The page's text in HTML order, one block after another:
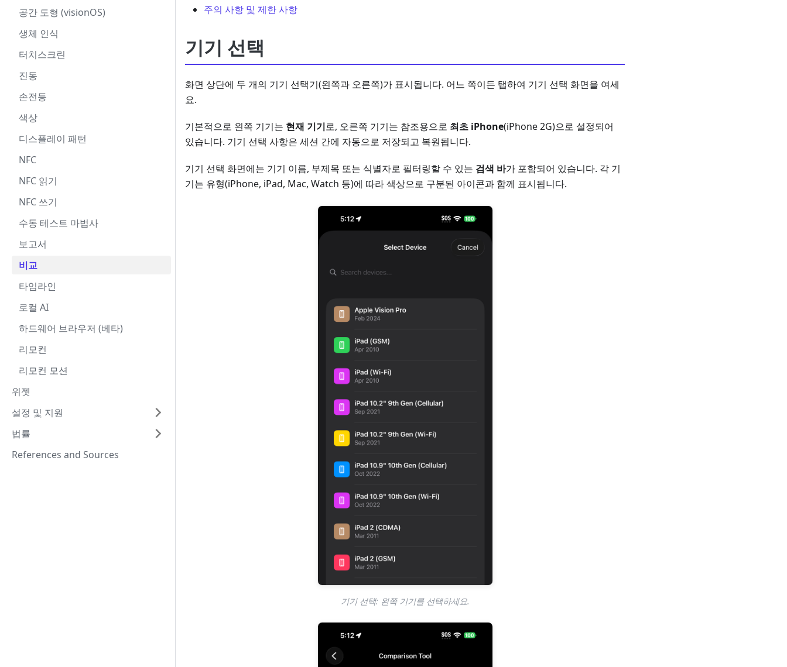
공간 도형 (visionOS)
생체 인식
터치스크린
진동
손전등
색상
디스플레이 패턴
NFC
NFC 읽기
NFC 쓰기
수동 테스트 마법사
보고서
비교
타임라인
로컬 AI
하드웨어 브라우저 (베타)
리모컨
리모컨 모션
위젯
설정 및 지원
법률
References and Sources
주의 사항 및 제한 사항
기기 선택
화면 상단에 두 개의 기기 선택기(왼쪽과 오른쪽)가 표시됩니다. 어느 쪽이든 탭하여 기기 선택 화면을 여세
요.
기본적으로 왼쪽 기기는 현재 기기로, 오른쪽 기기는 참조용으로 최초 iPhone(iPhone 2G)으로 설정되어
있습니다. 기기 선택 사항은 세션 간에 자동으로 저장되고 복원됩니다.
기기 선택 화면에는 기기 이름, 부제목 또는 식별자로 필터링할 수 있는 검색 바가 포함되어 있습니다. 각 기
기는 유형(iPhone, iPad, Mac, Watch 등)에 따라 색상으로 구분된 아이콘과 함께 표시됩니다.
기기 선택: 왼쪽 기기를 선택하세요.